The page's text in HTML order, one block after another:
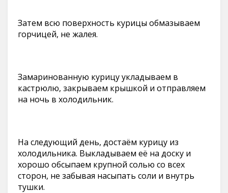
Затем всю поверхность курицы обмазываем
горчицей, не жалея.
Замаринованную курицу укладываем в
кастрюлю, закрываем крышкой и отправляем
на ночь в холодильник.
На следующий день, достаём курицу из
холодильника. Выкладываем её на доску и
хорошо обсыпаем крупной солью со всех
сторон, не забывая насыпать соли и внутрь
тушки.